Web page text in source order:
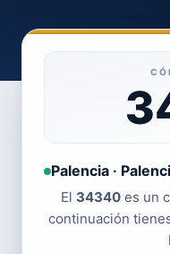
Palencia ·
El 34340es un
continuación